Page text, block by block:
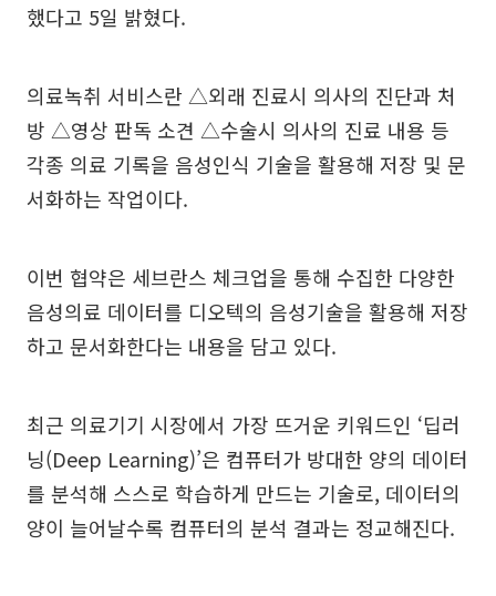
했다고 5일 밝혔다.
의료녹취 서비스란 △외래 진료시 의사의 진단과 처
방 △영상 판독 소견 △수술시 의사의 진료 내용 등
각종 의료 기록을 음성인식 기술을 활용해 저장 및 문
서화하는 작업이다.
이번 협약은 세브란스 체크업을 통해 수집한 다양한
음성의료 데이터를 디오텍의 음성기술을 활용해 저장
하고 문서화한다는 내용을 담고 있다.
최근 의료기기 시장에서 가장 뜨거운 키워드인 ‘딥러
닝(Deep Learning)’은 컴퓨터가 방대한 양의 데이터
를 분석해 스스로 학습하게 만드는 기술로, 데이터의
양이 늘어날수록 컴퓨터의 분석 결과는 정교해진다.